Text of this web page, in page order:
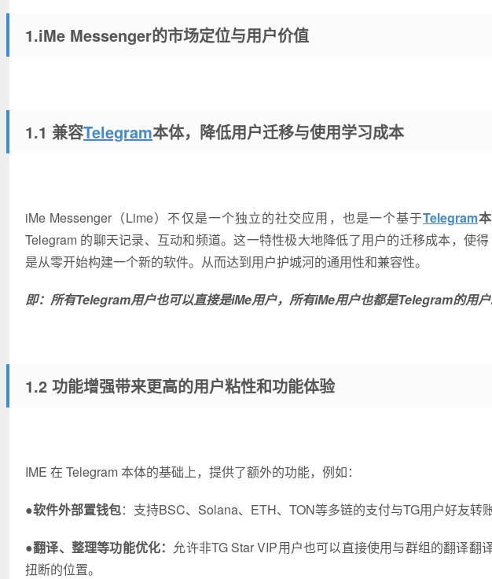
1.iMe Messenger的市场定位与用户价值
1.1 兼容Telegram本体，降低用户迁移与使用学习成本
iMe Messenger（Lime）不仅是一个独立的社交应用，也是一个基于Telegram
Telegram 的聊天记录、互动和频道。这一特性极大地降低了用户的迁移成本，使得
是从零开始构建一个新的软件。从而达到用户护城河的通用性和兼容性。
即：所有Telegram用户也可以直接是iMe用户，所有iMe用户也都是Telegram的用户
1.2 功能增强带来更高的用户粘性和功能体验
IME 在 Telegram 本体的基础上，提供了额外的功能，例如：
●软件外部置钱包：支持BSC、Solana、ETH、TON等多链的支付与TG用户好友转
●翻译、整理等功能优化： 允许非TG Star VIP用户也可以直接使用与群组的翻译
扭断的位置。